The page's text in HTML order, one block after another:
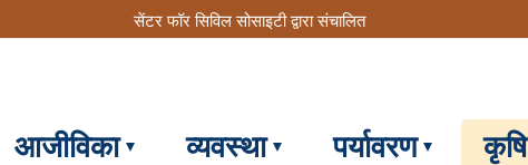
सेंटर फॉर सिविल सोसाइटी द्वारा संचालित
आजीविका व्यवस्था पर्यावरण कृषि